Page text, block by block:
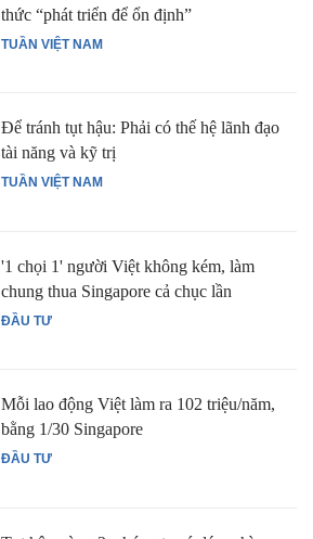
TUẦN VIỆT NAM
thức “phát triển để ổn định”
TUẦN VIỆT NAM
Để tránh tụt hậu: Phải có thế hệ lãnh đạo
tài năng và kỹ trị
ĐẦU TƯ
'1 chọi 1' người Việt không kém, làm
chung thua Singapore cả chục lần
ĐẦU TƯ
Mỗi lao động Việt làm ra 102 triệu/năm,
bằng 1/30 Singapore